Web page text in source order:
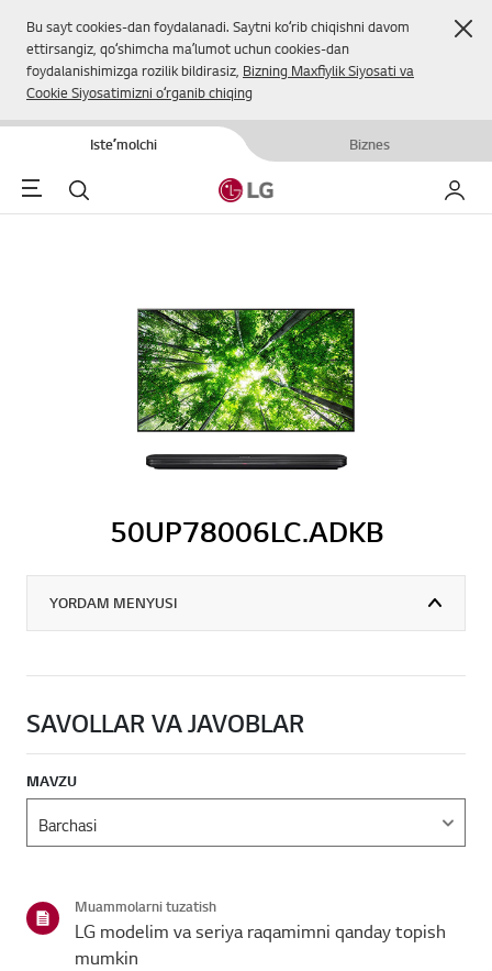
Bu sayt cookies-dan foydalanadi. Saytni koʻrib chiqishni davom
ettirsangiz, qoʻshimcha maʼlumot uchun cookies-dan
foydalanishimizga rozilik bildirasiz, Bizning Maxfiylik Siyosati va
Cookie Siyosatimizni oʻrganib chiqing
Isteʼmolchi Biznes
Menu Qidirish
50UP78006LC.ADKB
YORDAM MENYUSI
SAVOLLAR VA JAVOBLAR
MAVZU
Muammolarni tuzatish
LG modelim va seriya raqamimni qanday topish
mumkin